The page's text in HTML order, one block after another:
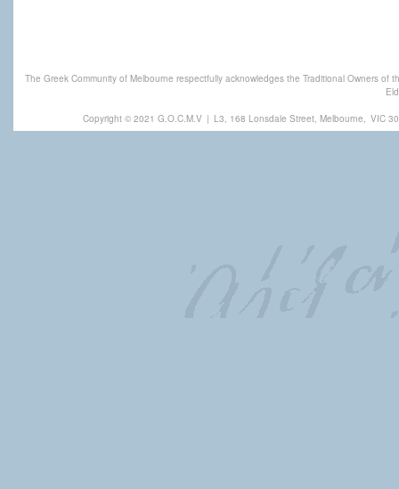
The Greek Community of Melbourne respectfully acknowledges the Traditional Owners
Copyright © 2021 G.O.C.M.V | L3, 168 Lonsdale Street, Melbourne, VIC